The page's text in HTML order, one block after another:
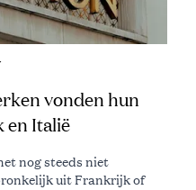
vonden hun
Italië
nog steeds niet
uit Frankrijk of